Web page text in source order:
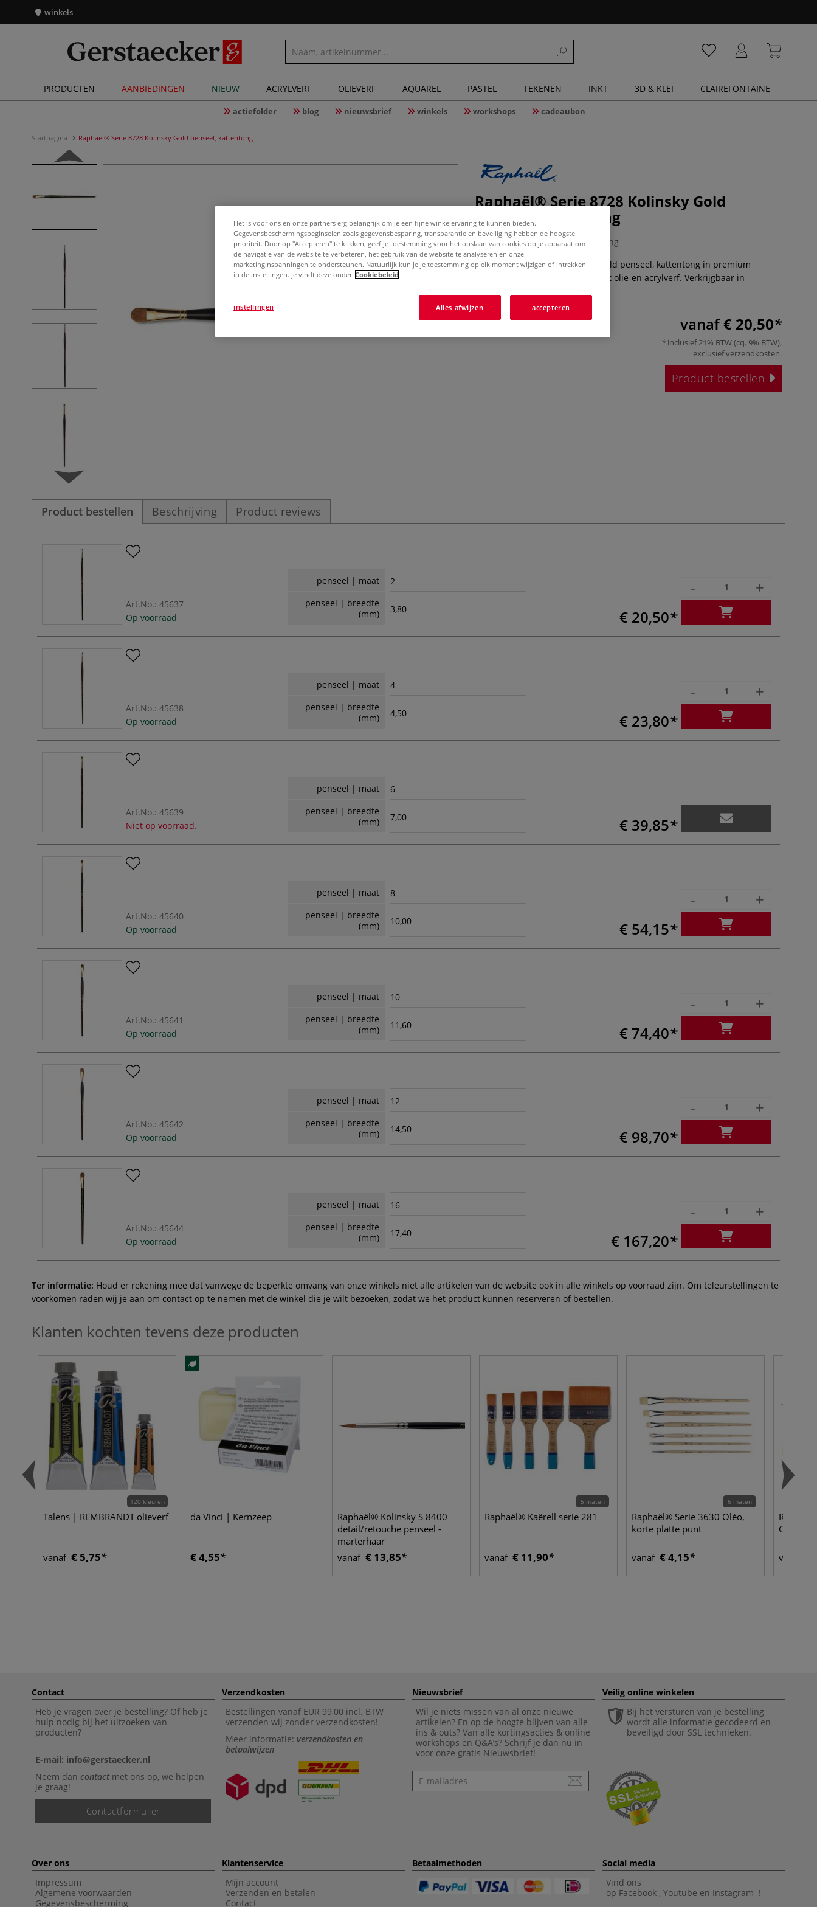
winkels
PRODUCTEN AANBIEDINGEN NIEUW ACRYLVERF OLIEVERF AQUAREL PASTEL TEKENEN INKT 3D & KLEI CLAIREFONTAINE
actiefolder blog nieuwsbrief winkels workshops cadeaubon
Startpagina Raphaël® Serie 8728 Kolinsky Gold penseel, kattentong
Raphaël® Serie 8728 Kolinsky Gold
penseel, kattentong
0 Beoordeling
Raphaël® Serie 8728 Kolinsky Gold penseel, kattentong in premium
kwaliteit. Voor het schilderen met olie-en acrylverf. Verkrijgbaar in
vanaf€ 20,50
inclusief 21% BTW (cq. 9% BTW),
exclusiefverzendkosten.
Product bestellen
Product bestellen Beschrijving Product reviews
Art.No.: 45637
Op voorraad
penseel | maat
2
penseel | breedte
(mm)
3,80 € 20,50
- +
Art.No.: 45638
Op voorraad
penseel | maat
4
penseel | breedte
(mm)
4,50 € 23,80
- +
Art.No.: 45639
Niet op voorraad.
penseel | maat
6
penseel | breedte
(mm)
7,00 € 39,85
Art.No.: 45640
Op voorraad
penseel | maat
8
penseel | breedte
(mm)
10,00 € 54,15
- +
Art.No.: 45641
Op voorraad
penseel | maat
10
penseel | breedte
(mm)
11,60 € 74,40
- +
Art.No.: 45642
Op voorraad
penseel | maat
12
penseel | breedte
(mm)
14,50 € 98,70
- +
Art.No.: 45644
Op voorraad
penseel | maat
16
penseel | breedte
(mm)
17,40 € 167,20
- +
Ter informatie: Houd er rekening mee dat vanwege de beperkte omvang van onze winkels niet alle artikelen van de website ook in alle winkels op voorraad zijn. Om teleurstellingen te
voorkomen raden wij je aan om contact op te nemen met de winkel die je wilt bezoeken, zodat we het product kunnen reserveren of bestellen.
Klanten kochten tevens deze producten
120 kleuren
Talens | REMBRANDT olieverf
vanaf € 5,75
da Vinci | Kernzeep
€ 4,55
Raphaël® Kolinsky S 8400
detail/retouche penseel -
marterhaar
vanaf € 13,85
5 maten
Raphaël® Kaërell serie 281
vanaf € 11,90
6 maten
Raphaël® Serie 3630 Oléo,
korte platte punt
vanaf € 4,15
Gold,
vanaf
Contact
Heb je vragen over je bestelling? Of heb je
hulp nodig bij het uitzoeken van
producten?
E-mail: info@gerstaecker.nl
Neem dan contactmet ons op, we helpen
je graag!
Contactformulier
Verzendkosten
Bestellingen vanaf EUR 99,00 incl. BTW
verzenden wij zonder verzendkosten!
Meer informatie: verzendkosten en
betaalwijzen
Nieuwsbrief
Wil je niets missen van al onze nieuwe
artikelen? En op de hoogte blijven van alle
ins & outs? Van alle kortingsacties & online
workshops en Q&A’s? Schrijf je dan nu in
voor onze gratis Nieuwsbrief!
Nieuwsbrief
Veilig online winkelen
Bij het versturen van je bestelling
wordt alle informatie gecodeerd en
beveiligd door SSL technieken.
Over ons
Impressum
Algemene voorwaarden
Gegevensbescherming
Klantenservice
Mijn account
Verzenden en betalen
Contact
Betaalmethoden
Social media
Vind ons
op Facebook , Youtube en Instagram !
Het is voor ons en onze partners erg belangrijk om je een fijne winkelervaring te kunnen bieden.
Gegevensbeschermingsbeginselen zoals gegevensbesparing, transparantie en beveiliging hebben de hoogste
prioriteit. Door op "Accepteren" te klikken, geef je toestemming voor het opslaan van cookies op je apparaat om
de navigatie van de website te verbeteren, het gebruik van de website te analyseren en onze
marketinginspanningen te ondersteunen. Natuurlijk kun je je toestemming op elk moment wijzigen of intrekken
in de instellingen. Je vindt deze onder Cookiebeleid
Alles afwijzen accepteren
instellingen